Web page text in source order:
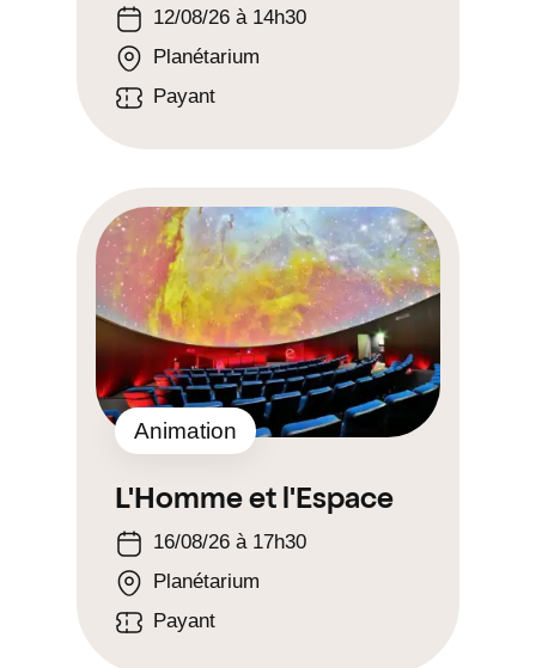
12/08/26 à 14h30
Planétarium
Payant
L'Homme et l'Espace
Animation
16/08/26 à 17h30
Planétarium
Payant